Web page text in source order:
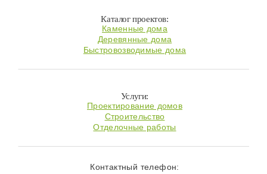
Каталог проектов:
Каменные дома
Деревянные дома
Быстровозводимые дома
Услуги:
Проектирование домов
Строительство
Отделочные работы
Контактный телефон: